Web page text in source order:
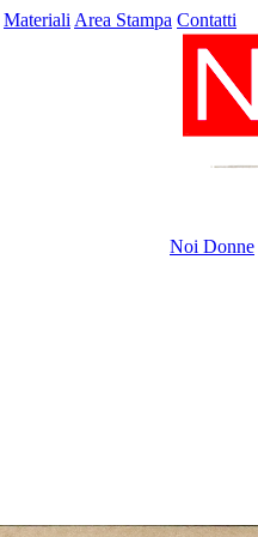
Materiali Area Stampa Contatti
Noi Donne